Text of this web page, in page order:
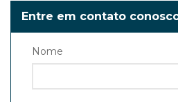
Entre em contato
Nome